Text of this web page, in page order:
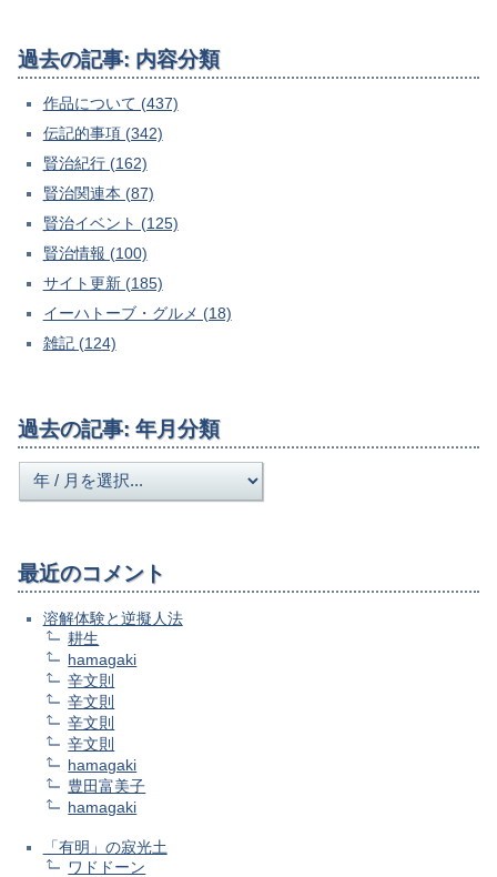
過去の記事: 内容分類
作品について (437)
伝記的事項 (342)
賢治紀行 (162)
賢治関連本 (87)
賢治イベント (125)
賢治情報 (100)
サイト更新 (185)
イーハトーブ・グルメ (18)
雑記 (124)
過去の記事: 年月分類
最近のコメント
溶解体験と逆擬人法
耕生
hamagaki
辛文則
辛文則
辛文則
辛文則
hamagaki
豊田富美子
hamagaki
「有明」の寂光土
ワドドーン